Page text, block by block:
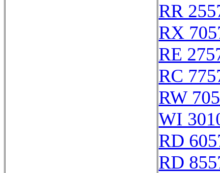
RR
RX
RE
RC
RW
WI
RD
RD